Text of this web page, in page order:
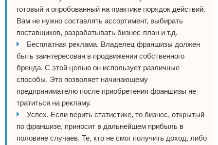
готовый и опробованный на практике порядок действий.
Вам не нужно составлять ассортимент, выбирать
поставщиков, разрабатывать бизнес-план и т.д.
Бесплатная реклама. Владелец франшизы должен
быть заинтересован в продвижении собственного
бренда. С этой целью он использует различные
способы. Это позволяет начинающему
предпринимателю после приобретения франшизы не
тратиться на рекламу.
Успех. Если верить статистике, то бизнес, открытый
по франшизе, приносит в дальнейшем прибыль в
половине случаев. Те, кто не смог получить доход, либо